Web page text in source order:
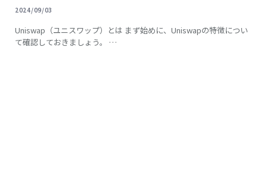
2024/09/03
Uniswap（ユニスワップ）とは まず始めに、Uniswapの特徴につい
て確認しておきましょう。 …